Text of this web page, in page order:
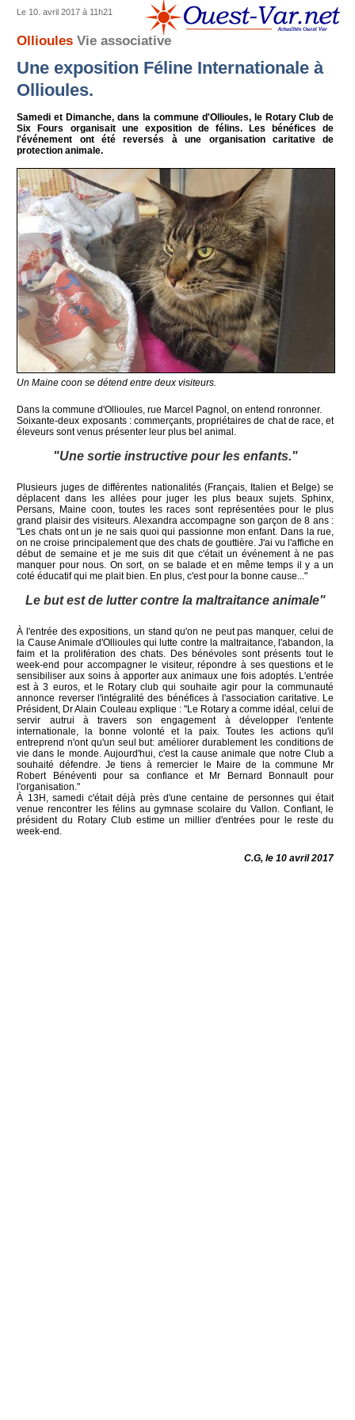
Le 10. avril 2017 à 11h21
OllioulesVie associative
Une exposition Féline Internationale à
Ollioules.
Samedi et Dimanche, dans la commune d'Ollioules, le Rotary Club de
Six Fours organisait une exposition de félins. Les bénéfices de
l'événement ont été reversés à une organisation caritative de
protection animale.
Un Maine coon se détend entre deux visiteurs.
Dans la commune d'Ollioules, rue Marcel Pagnol, on entend ronronner.
Soixante-deux exposants : commerçants, propriétaires de chat de race, et
éleveurs sont venus présenter leur plus bel animal.
"Une sortie instructive pour les enfants."
Plusieurs juges de différentes nationalités (Français, Italien et Belge) se
déplacent dans les allées pour juger les plus beaux sujets. Sphinx,
Persans, Maine coon, toutes les races sont représentées pour le plus
grand plaisir des visiteurs. Alexandra accompagne son garçon de 8 ans :
"Les chats ont un je ne sais quoi qui passionne mon enfant. Dans la rue,
on ne croise principalement que des chats de gouttière. J'ai vu l'affiche en
début de semaine et je me suis dit que c'était un événement à ne pas
manquer pour nous. On sort, on se balade et en même temps il y a un
coté éducatif qui me plait bien. En plus, c'est pour la bonne cause..."
Le but est de lutter contre la maltraitance animale"
À l'entrée des expositions, un stand qu'on ne peut pas manquer, celui de
la Cause Animale d'Ollioules qui lutte contre la maltraitance, l'abandon, la
faim et la prolifération des chats. Des bénévoles sont présents tout le
week-end pour accompagner le visiteur, répondre à ses questions et le
sensibiliser aux soins à apporter aux animaux une fois adoptés. L'entrée
est à 3 euros, et le Rotary club qui souhaite agir pour la communauté
annonce reverser l'intégralité des bénéfices à l'association caritative. Le
Président, Dr Alain Couleau explique : "Le Rotary a comme idéal, celui de
servir autrui à travers son engagement à développer l'entente
internationale, la bonne volonté et la paix. Toutes les actions qu'il
entreprend n'ont qu'un seul but: améliorer durablement les conditions de
vie dans le monde. Aujourd'hui, c'est la cause animale que notre Club a
souhaité défendre. Je tiens à remercier le Maire de la commune Mr
Robert Bénéventi pour sa confiance et Mr Bernard Bonnault pour
l'organisation."
À 13H, samedi c'était déjà près d'une centaine de personnes qui était
venue rencontrer les félins au gymnase scolaire du Vallon. Confiant, le
président du Rotary Club estime un millier d'entrées pour le reste du
week-end.
C.G, le 10 avril 2017